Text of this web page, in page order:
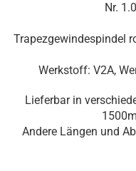
Nr.
Trapezgewindespindel
Werkstoff: V2A,
Lieferbar in
Andere Längen und